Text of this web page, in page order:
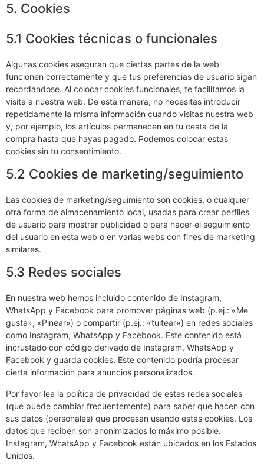
5. Cookies
5.1 Cookies técnicas o funcionales
Algunas cookies aseguran que ciertas partes de la web
funcionen correctamente y que tus preferencias de usuario sigan
recordándose. Al colocar cookies funcionales, te facilitamos la
visita a nuestra web. De esta manera, no necesitas introducir
repetidamente la misma información cuando visitas nuestra web
y, por ejemplo, los artículos permanecen en tu cesta de la
compra hasta que hayas pagado. Podemos colocar estas
cookies sin tu consentimiento.
5.2 Cookies de marketing/seguimiento
Las cookies de marketing/seguimiento son cookies, o cualquier
otra forma de almacenamiento local, usadas para crear perfiles
de usuario para mostrar publicidad o para hacer el seguimiento
del usuario en esta web o en varias webs con fines de marketing
similares.
5.3 Redes sociales
En nuestra web hemos incluido contenido de Instagram,
WhatsApp y Facebook para promover páginas web (p.ej.: «Me
gusta», «Pinear») o compartir (p.ej.: «tuitear») en redes sociales
como Instagram, WhatsApp y Facebook. Este contenido está
incrustado con código derivado de Instagram, WhatsApp y
Facebook y guarda cookies. Este contenido podría procesar
cierta información para anuncios personalizados.
Por favor lea la política de privacidad de estas redes sociales
(que puede cambiar frecuentemente) para saber que hacen con
sus datos (personales) que procesan usando estas cookies. Los
datos que reciben son anonimizados lo máximo posible.
Instagram, WhatsApp y Facebook están ubicados en los Estados
Unidos.